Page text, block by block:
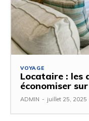
VOYAGE
Locataire : les
économiser
ADMIN - juillet 25, 2025